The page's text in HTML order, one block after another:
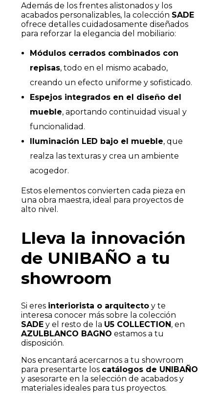
Además de los frentes alistonados y los
acabados personalizables, la colección SADE
ofrece detalles cuidadosamente diseñados
para reforzar la elegancia del mobiliario:
Módulos cerrados combinados con
repisas, todo en el mismo acabado,
creando un efecto uniforme y sofisticado.
Espejos integrados en el diseño del
mueble, aportando continuidad visual y
funcionalidad.
Iluminación LED bajo el mueble, que
realza las texturas y crea un ambiente
acogedor.
Estos elementos convierten cada pieza en
una obra maestra, ideal para proyectos de
alto nivel.
Lleva la innovación
de UNIBAÑO a tu
showroom
Si eres interiorista o arquitecto y te
interesa conocer más sobre la colección
SADE y el resto de la U5 COLLECTION , en
AZULBLANCO BAGNO estamos a tu
disposición.
Nos encantará acercarnos a tu showroom
para presentarte los catálogos de UNIBAÑO
y asesorarte en la selección de acabados y
materiales ideales para tus proyectos.